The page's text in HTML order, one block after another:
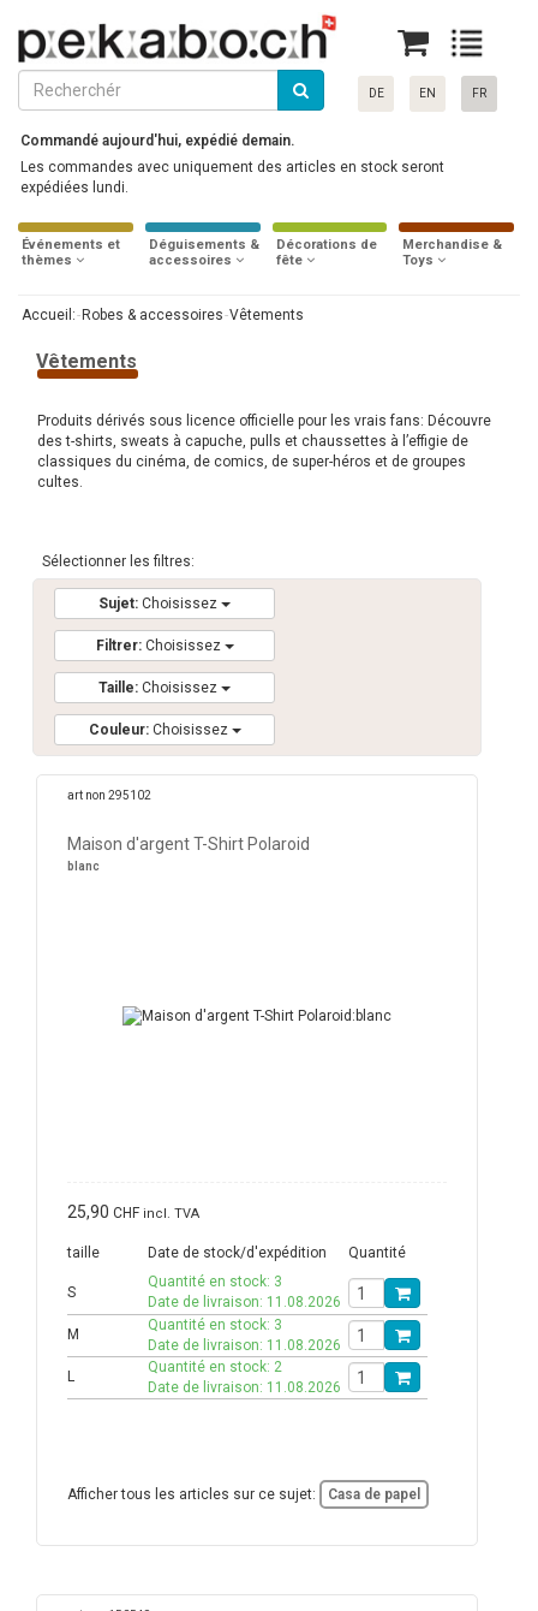
DE EN FR
Commandé aujourd'hui, expédié demain.
Les commandes avec uniquement des articles en stock seront
expédiées lundi.
Événements et
thèmes
Déguisements &
accessoires
Décorations de
fête
Merchandise &
Toys
Accueil: Robes & accessoires Vêtements
Vêtements
Produits dérivés sous licence officielle pour les vrais fans: Découvre
des t-shirts, sweats à capuche, pulls et chaussettes à l’effigie de
classiques du cinéma, de comics, de super-héros et de groupes
cultes.
Sélectionner les filtres:
Sujet: Choisissez
Filtrer: Choisissez
Taille: Choisissez
Couleur: Choisissez
art non 295102
Maison d'argent T-Shirt Polaroid
blanc
25,90 CHF incl. TVA
taille Date de stock/d'expédition Quantité
S
Quantité en stock: 3
Date de livraison: 11.08.2026
M
Quantité en stock: 3
Date de livraison: 11.08.2026
L
Quantité en stock: 2
Date de livraison: 11.08.2026
Afficher tous les articles sur ce sujet: Casa de papel